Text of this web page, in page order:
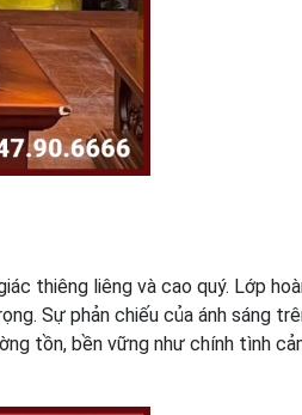
thiêng liêng và cao quý. Lớp
Sự phản chiếu của ánh sáng
tồn, bền vững như chính tình